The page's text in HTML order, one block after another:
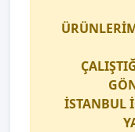
İSTANBUL